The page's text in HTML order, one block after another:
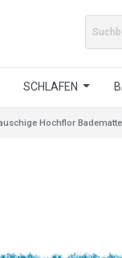
SCHLAFEN
Hochflor